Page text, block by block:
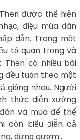
được thể hiện
điệu múa dân
dẫn. Trong một
tố quan trọng và
Then có nhiều bài
đều tuân theo một
giống nhau. Người
thức diễn xướng
và múa để thể
còn biểu diễn cả
dựng gươm..